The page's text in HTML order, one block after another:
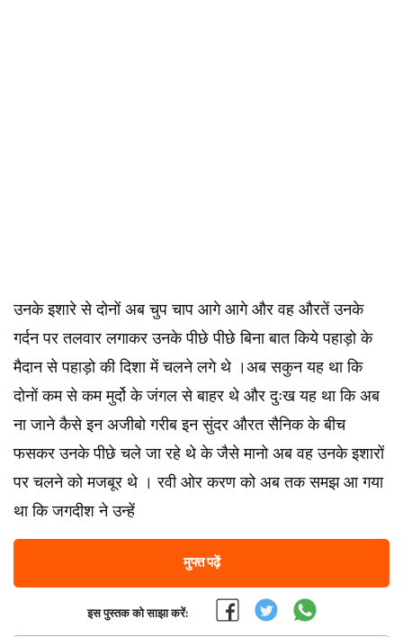
उनके इशारे से दोनों अब चुप चाप आगे आगे और वह औरतें उनके
गर्दन पर तलवार लगाकर उनके पीछे पीछे बिना बात किये पहाड़ो के
मैदान से पहाड़ो की दिशा में चलने लगे थे ।अब सकुन यह था कि
दोनों कम से कम मुर्दो के जंगल से बाहर थे और दुःख यह था कि अब
ना जाने कैसे इन अजीबो गरीब इन सुंदर औरत सैनिक के बीच
फसकर उनके पीछे चले जा रहे थे के जैसे मानो अब वह उनके इशारों
पर चलने को मजबूर थे । रवी ओर करण को अब तक समझ आ गया
था कि जगदीश ने उन्हें
मुफ्त पढ़ें
इस पुस्तक को साझा करें: